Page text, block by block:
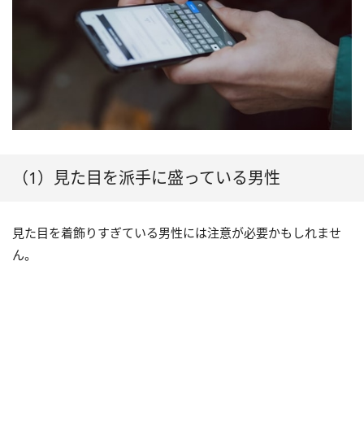
（1）見た目を派手に盛っている男性
見た目を着飾りすぎている男性には注意が必要かもしれませ
ん。